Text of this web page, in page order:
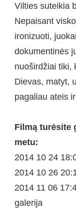
Vilties suteikia
Nepaisant
ironizuoti,
dokumentinės
nuoširdžiai tiki,
Dievas, matyt,
pagaliau ateis
Filmą turėsite
metu:
2014 10 24
2014 10 26
2014 11 06
galerija